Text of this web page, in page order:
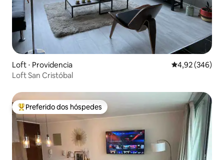
Loft ⋅ Providencia 4,92 de uma
4,92 (346)
Loft San Cristóbal
Entre os melhores preferidos dos hóspedes
Preferido dos hóspedes